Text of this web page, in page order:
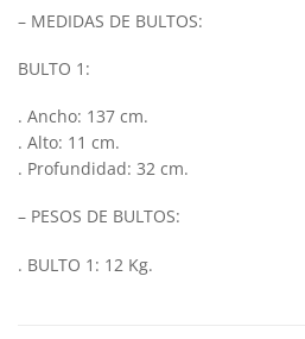
– MEDIDAS DE BULTOS:
BULTO 1:
. Ancho: 137 cm.
. Alto: 11 cm.
. Profundidad: 32 cm.
– PESOS DE BULTOS:
. BULTO 1: 12 Kg.